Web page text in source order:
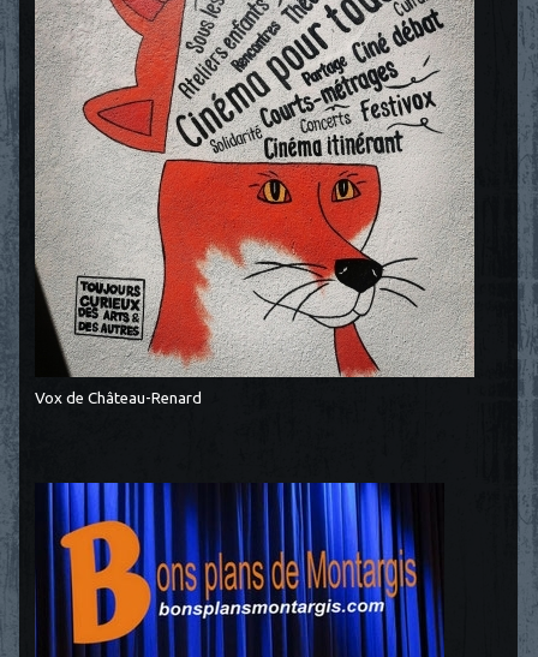
Vox de Château-Renard